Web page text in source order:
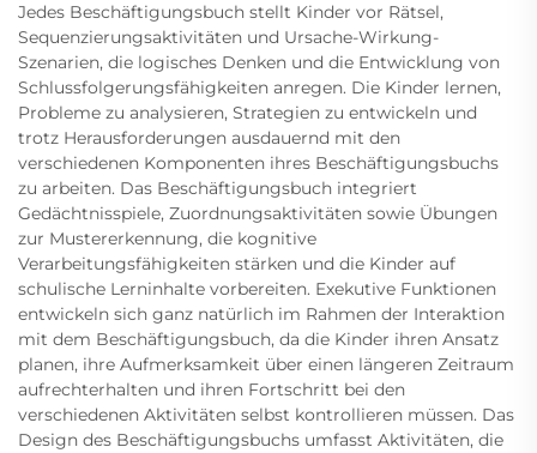
Jedes Beschäftigungsbuch stellt Kinder vor Rätsel,
Sequenzierungsaktivitäten und Ursache-Wirkung-
Szenarien, die logisches Denken und die Entwicklung von
Schlussfolgerungsfähigkeiten anregen. Die Kinder lernen,
Probleme zu analysieren, Strategien zu entwickeln und
trotz Herausforderungen ausdauernd mit den
verschiedenen Komponenten ihres Beschäftigungsbuchs
zu arbeiten. Das Beschäftigungsbuch integriert
Gedächtnisspiele, Zuordnungsaktivitäten sowie Übungen
zur Mustererkennung, die kognitive
Verarbeitungsfähigkeiten stärken und die Kinder auf
schulische Lerninhalte vorbereiten. Exekutive Funktionen
entwickeln sich ganz natürlich im Rahmen der Interaktion
mit dem Beschäftigungsbuch, da die Kinder ihren Ansatz
planen, ihre Aufmerksamkeit über einen längeren Zeitraum
aufrechterhalten und ihren Fortschritt bei den
verschiedenen Aktivitäten selbst kontrollieren müssen. Das
Design des Beschäftigungsbuchs umfasst Aktivitäten, die